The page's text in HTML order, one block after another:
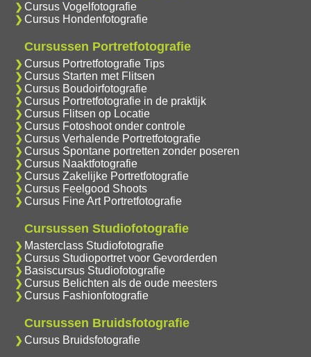
Cursus Vogelfotografie
Cursus Hondenfotografie
Cursussen Portretfotografie
Cursus Portretfotografie Tips
Cursus Starten met Flitsen
Cursus Boudoirfotografie
Cursus Portretfotografie in de praktijk
Cursus Flitsen op Locatie
Cursus Fotoshoot onder controle
Cursus Verhalende Portretfotografie
Cursus Spontane portretten zonder poseren
Cursus Naaktfotografie
Cursus Zakelijke Portretfotografie
Cursus Feelgood Shoots
Cursus Fine Art Portretfotografie
Cursussen Studiofotografie
Masterclass Studiofotografie
Cursus Studioportret voor Gevorderden
Basiscursus Studiofotografie
Cursus Belichten als de oude meesters
Cursus Fashionfotografie
Cursussen Bruidsfotografie
Cursus Bruidsfotografie